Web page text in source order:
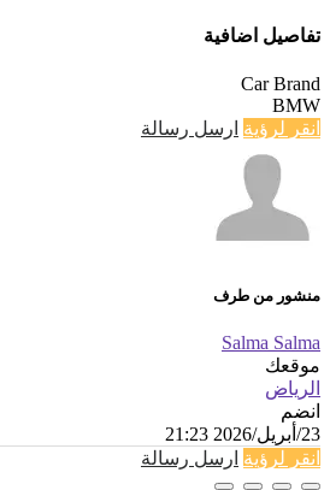
تفاصيل اضافية
Car Brand
BMW
انقر لرؤية ارسل رسالة
منشور من طرف
Salma Salma
موقعك
الرياض
انضم
23/أبريل/2026 21:23
انقر لرؤية ارسل رسالة